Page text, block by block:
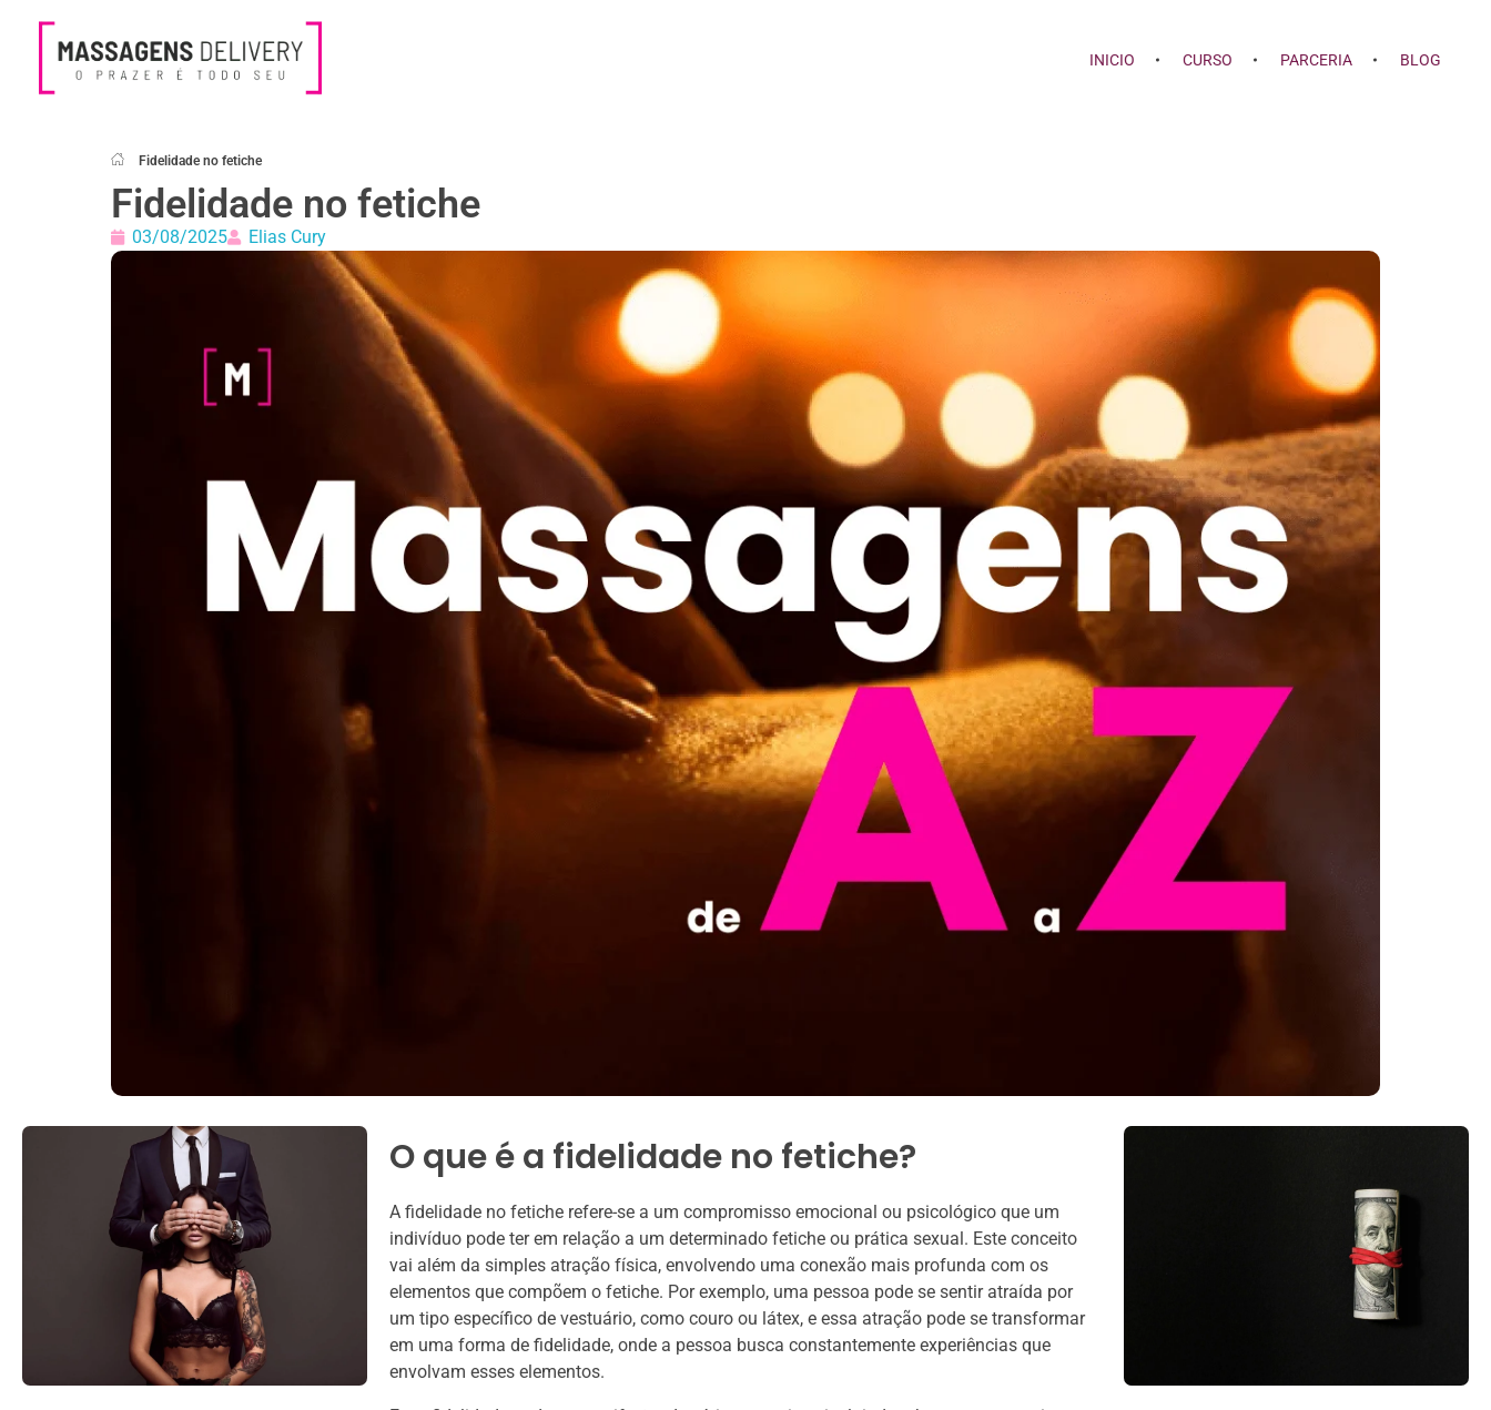
INICIO CURSO PARCERIA BLOG
Fidelidade no fetiche
Fidelidade no fetiche
03/08/2025 Elias Cury
O que é a fidelidade no fetiche?
A fidelidade no fetiche refere-se a um compromisso emocional ou psicológico que um
indivíduo pode ter em relação a um determinado fetiche ou prática sexual. Este conceito
vai além da simples atração física, envolvendo uma conexão mais profunda com os
elementos que compõem o fetiche. Por exemplo, uma pessoa pode se sentir atraída por
um tipo específico de vestuário, como couro ou látex, e essa atração pode se transformar
em uma forma de fidelidade, onde a pessoa busca constantemente experiências que
envolvam esses elementos.